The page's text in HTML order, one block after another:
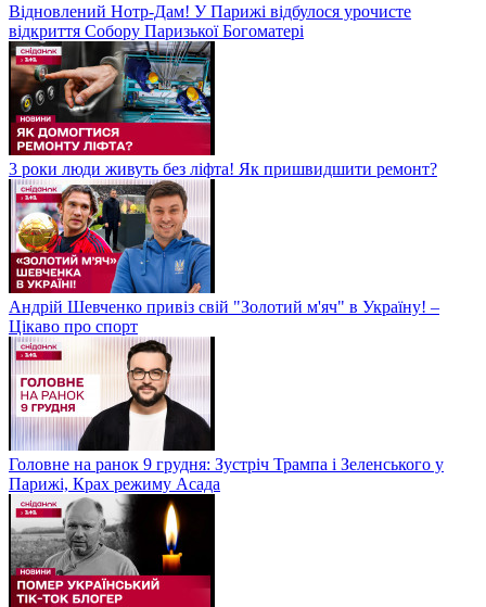
Відновлений Нотр-Дам! У Парижі відбулося урочисте
відкриття Собору Паризької Богоматері
3 роки люди живуть без ліфта! Як пришвидшити ремонт?
Андрій Шевченко привіз свій "Золотий м'яч" в Україну! –
Цікаво про спорт
Головне на ранок 9 грудня: Зустріч Трампа і Зеленського у
Парижі, Крах режиму Асада